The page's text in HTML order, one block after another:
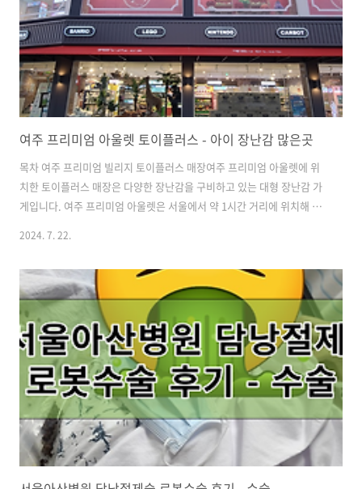
순히 검사를 받고 끝내는 ..
여주 프리미엄 아울렛 토이플러스 - 아이 장난감 많은곳
목차 여주 프리미엄 빌리지 토이플러스 매장여주 프리미엄 아울렛에 위
치한 토이플러스 매장은 다양한 장난감을 구비하고 있는 대형 장난감 가
게입니다. 여주 프리미엄 아울렛은 서울에서 약 1시간 거리에 위치해 있
연중무휴로 10:30 - 21:00 (명절 단축 영업)전화번호: 0507-1387-
4625 토이플러스 매장은 넓고 쾌적한 환경을 자랑합니다. 매장은 잘 정
돈되어 있으며, 다양한 카테고리의 장난감들이 체계적으로 진열되어 있
어 고객들이 원하는 제품을 쉽게 찾을 수 있습니다.대형 장난감 매장이라
그런..
2024. 7. 22.